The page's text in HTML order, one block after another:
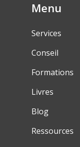
Menu
Services
Conseil
Formations
Livres
Blog
Ressources